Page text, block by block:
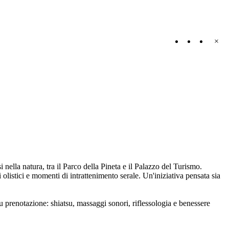
×
natura, tra il Parco della Pineta e il Palazzo del Turismo.
e momenti di intrattenimento serale. Un'iniziativa pensata sia
shiatsu, massaggi sonori, riflessologia e benessere